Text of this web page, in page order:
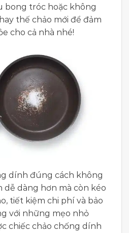
bong tróc hoặc không
thế chảo mới để đảm
cho cả nhà nhé!
dính đúng cách không
dễ dàng hơn mà còn kéo
tiết kiệm chi phí và bảo
với những mẹo nhỏ
chiếc chảo chống dính